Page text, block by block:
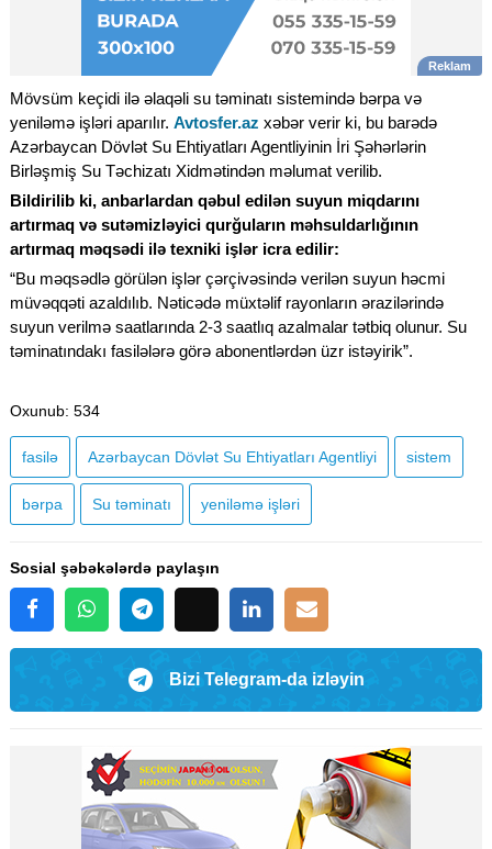
Mövsüm keçidi ilə əlaqəli su təminatı sistemində bərpa və
yeniləmə işləri aparılır. Avtosfer.az xəbər verir ki, bu barədə
Azərbaycan Dövlət Su Ehtiyatları Agentliyinin İri Şəhərlərin
Birləşmiş Su Təchizatı Xidmətindən məlumat verilib.
Bildirilib ki, anbarlardan qəbul edilən suyun miqdarını
artırmaq və sutəmizləyici qurğuların məhsuldarlığının
artırmaq məqsədi ilə texniki işlər icra edilir:
“Bu məqsədlə görülən işlər çərçivəsində verilən suyun həcmi
müvəqqəti azaldılıb. Nəticədə müxtəlif rayonların ərazilərində
suyun verilmə saatlarında 2-3 saatlıq azalmalar tətbiq olunur. Su
təminatındakı fasilələrə görə abonentlərdən üzr istəyirik”.
Oxunub: 534
fasilə Azərbaycan Dövlət Su Ehtiyatları Agentliyi sistem
bərpa Su təminatı yeniləmə işləri
Sosial şəbəkələrdə paylaşın
Bizi Telegram-da izləyin